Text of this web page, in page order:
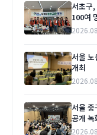
서초구
100여
서울
개최
서울
공개 녹